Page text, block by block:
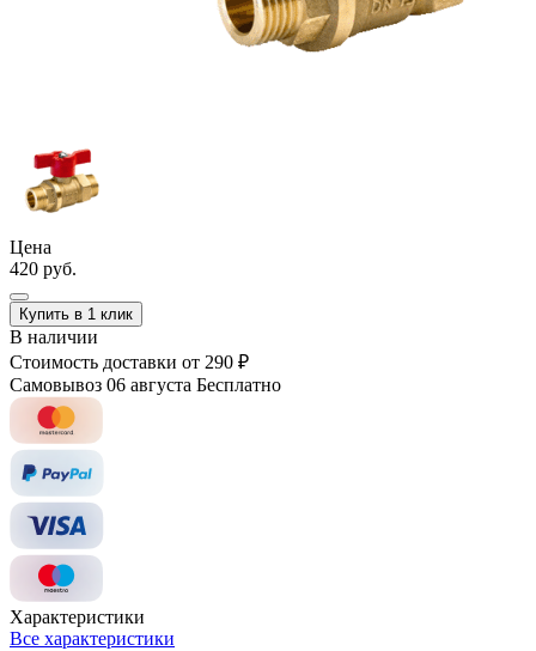
Цена
420 руб.
Купить в 1 клик
В наличии
Стоимость доставки от 290 ₽
Самовывоз 06 августа Бесплатно
Характеристики
Все характеристики